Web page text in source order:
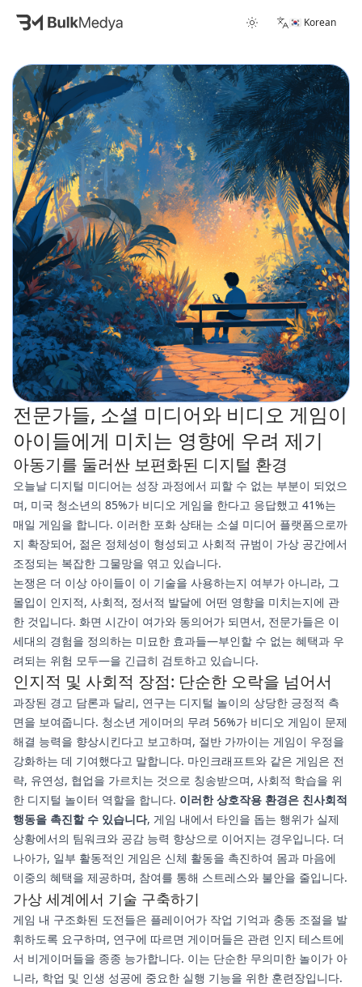
🇰🇷 Korean
전문가들, 소셜 미디어와 비디오 게임이
아이들에게 미치는 영향에 우려 제기
아동기를 둘러싼 보편화된 디지털 환경
오늘날 디지털 미디어는 성장 과정에서 피할 수 없는 부분이 되었으
며, 미국 청소년의 85%가 비디오 게임을 한다고 응답했고 41%는
매일 게임을 합니다. 이러한 포화 상태는 소셜 미디어 플랫폼으로까
지 확장되어, 젊은 정체성이 형성되고 사회적 규범이 가상 공간에서
조정되는 복잡한 그물망을 엮고 있습니다.
논쟁은 더 이상 아이들이 이 기술을 사용하는지 여부가 아니라, 그
몰입이 인지적, 사회적, 정서적 발달에 어떤 영향을 미치는지에 관
한 것입니다. 화면 시간이 여가와 동의어가 되면서, 전문가들은 이
세대의 경험을 정의하는 미묘한 효과들—부인할 수 없는 혜택과 우
려되는 위험 모두—을 긴급히 검토하고 있습니다.
인지적 및 사회적 장점: 단순한 오락을 넘어서
과장된 경고 담론과 달리, 연구는 디지털 놀이의 상당한 긍정적 측
면을 보여줍니다. 청소년 게이머의 무려 56%가 비디오 게임이 문제
해결 능력을 향상시킨다고 보고하며, 절반 가까이는 게임이 우정을
강화하는 데 기여했다고 말합니다. 마인크래프트와 같은 게임은 전
략, 유연성, 협업을 가르치는 것으로 칭송받으며, 사회적 학습을 위
한 디지털 놀이터 역할을 합니다. 이러한 상호작용 환경은 친사회적
행동을 촉진할 수 있습니다, 게임 내에서 타인을 돕는 행위가 실제
상황에서의 팀워크와 공감 능력 향상으로 이어지는 경우입니다. 더
나아가, 일부 활동적인 게임은 신체 활동을 촉진하여 몸과 마음에
이중의 혜택을 제공하며, 참여를 통해 스트레스와 불안을 줄입니다.
가상 세계에서 기술 구축하기
게임 내 구조화된 도전들은 플레이어가 작업 기억과 충동 조절을 발
휘하도록 요구하며, 연구에 따르면 게이머들은 관련 인지 테스트에
서 비게이머들을 종종 능가합니다. 이는 단순한 무의미한 놀이가 아
니라, 학업 및 인생 성공에 중요한 실행 기능을 위한 훈련장입니다.